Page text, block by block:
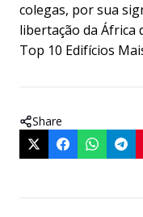
colegas, por sua
libertação da África
Top 10 Edifícios
Share